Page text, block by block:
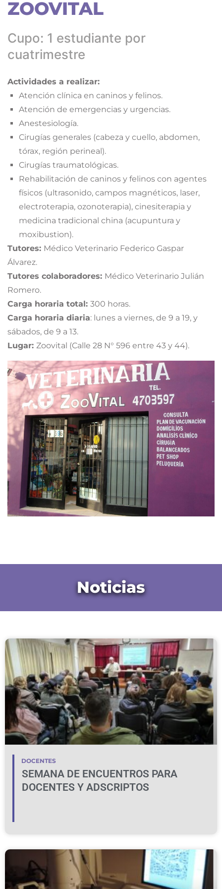
ZOOVITAL
Cupo: 1 estudiante por
cuatrimestre
Actividades a realizar:
Atención clínica en caninos y felinos.
Atención de emergencias y urgencias.
Anestesiología.
Cirugías generales (cabeza y cuello, abdomen,
tórax, región perineal).
Cirugías traumatológicas.
Rehabilitación de caninos y felinos con agentes
físicos (ultrasonido, campos magnéticos, laser,
electroterapia, ozonoterapia), cinesiterapia y
medicina tradicional china (acupuntura y
moxibustion).
Tutores: Médico Veterinario Federico Gaspar
Álvarez.
Tutores colaboradores: Médico Veterinario Julián
Romero.
Carga horaria total: 300 horas.
Carga horaria diaria: lunes a viernes, de 9 a 19, y
sábados, de 9 a 13.
Lugar: Zoovital (Calle 28 N° 596 entre 43 y 44).
Noticias
DOCENTES
SEMANA DE ENCUENTROS PARA
DOCENTES Y ADSCRIPTOS